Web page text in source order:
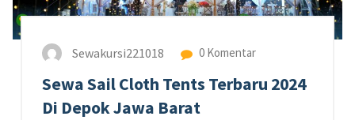
Sewakursi221018 0 Komentar
Sewa Sail Cloth Tents Terbaru 2024
Di Depok Jawa Barat